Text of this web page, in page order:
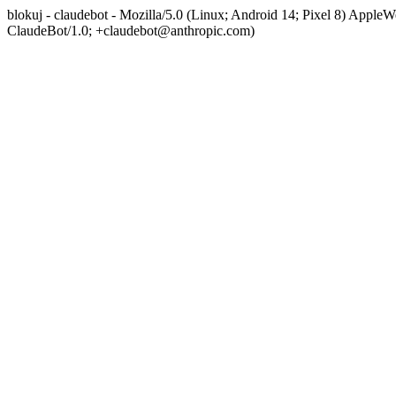
blokuj - claudebot - Mozilla/5.0 (Linux; Android 14; Pixel 8)
ClaudeBot/1.0; +claudebot@anthropic.com)